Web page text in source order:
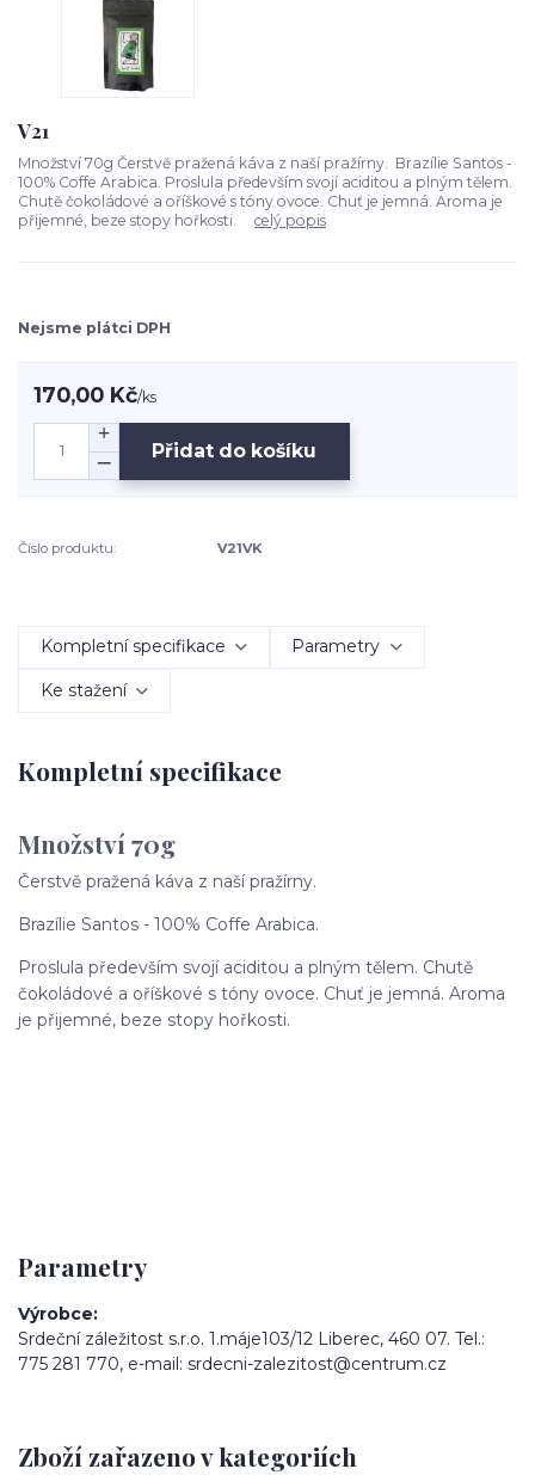
V21
Množství 70g Čerstvě pražená káva z naší pražírny. Brazílie Santos -
100% Coffe Arabica. Proslula především svojí aciditou a plným tělem.
Chutě čokoládové a oříškové s tóny ovoce. Chuť je jemná. Aroma je
přijemné, beze stopy hořkosti. celý popis
Nejsme plátci DPH
170,00 Kč/ks
Přidat do košíku
Číslo produktu: V21VK
Kompletní specifikace Parametry
Ke stažení
Kompletní specifikace
Množství 70g
Čerstvě pražená káva z naší pražírny.
Brazílie Santos - 100% Coffe Arabica.
Proslula především svojí aciditou a plným tělem. Chutě
čokoládové a oříškové s tóny ovoce. Chuť je jemná. Aroma
je přijemné, beze stopy hořkosti.
Parametry
Výrobce
Srdeční záležitost s.r.o. 1.máje103/12 Liberec, 460 07. Tel.:
775 281 770, e-mail: srdecni-zalezitost@centrum.cz
Zboží zařazeno v kategoriích